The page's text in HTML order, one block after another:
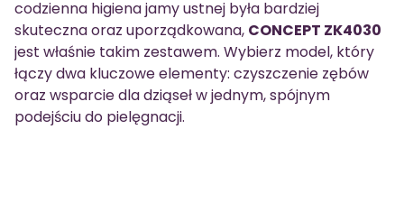
codzienna higiena jamy ustnej była bardziej
skuteczna oraz uporządkowana, CONCEPT ZK4030
jest właśnie takim zestawem. Wybierz model, który
łączy dwa kluczowe elementy: czyszczenie zębów
oraz wsparcie dla dziąseł w jednym, spójnym
podejściu do pielęgnacji.